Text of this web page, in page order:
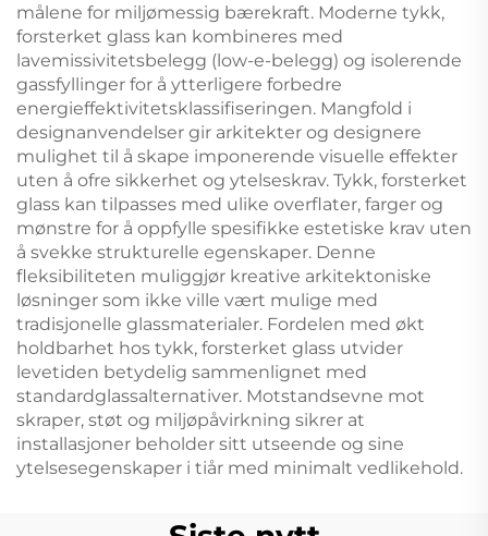
målene for miljømessig bærekraft. Moderne tykk,
forsterket glass kan kombineres med
lavemissivitetsbelegg (low-e-belegg) og isolerende
gassfyllinger for å ytterligere forbedre
energieffektivitetsklassifiseringen. Mangfold i
designanvendelser gir arkitekter og designere
mulighet til å skape imponerende visuelle effekter
uten å ofre sikkerhet og ytelseskrav. Tykk, forsterket
glass kan tilpasses med ulike overflater, farger og
mønstre for å oppfylle spesifikke estetiske krav uten
å svekke strukturelle egenskaper. Denne
fleksibiliteten muliggjør kreative arkitektoniske
løsninger som ikke ville vært mulige med
tradisjonelle glassmaterialer. Fordelen med økt
holdbarhet hos tykk, forsterket glass utvider
levetiden betydelig sammenlignet med
standardglassalternativer. Motstandsevne mot
skraper, støt og miljøpåvirkning sikrer at
installasjoner beholder sitt utseende og sine
ytelsesegenskaper i tiår med minimalt vedlikehold.